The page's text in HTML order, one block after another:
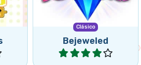
Clásico
Bejeweled
Jugar